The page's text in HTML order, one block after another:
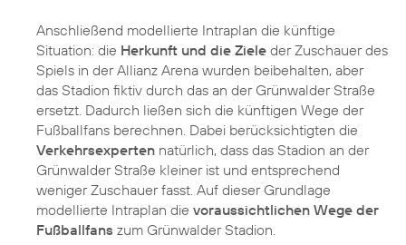
Anschließend modellierte Intraplan die künftige
Situation: die Herkunft und die Ziele der Zuschauer des
Spiels in der Allianz Arena wurden beibehalten, aber
das Stadion fiktiv durch das an der Grünwalder Straße
ersetzt. Dadurch ließen sich die künftigen Wege der
Fußballfans berechnen. Dabei berücksichtigten die
Verkehrsexperten natürlich, dass das Stadion an der
Grünwalder Straße kleiner ist und entsprechend
weniger Zuschauer fasst. Auf dieser Grundlage
modellierte Intraplan die voraussichtlichen Wege der
Fußballfans zum Grünwalder Stadion.